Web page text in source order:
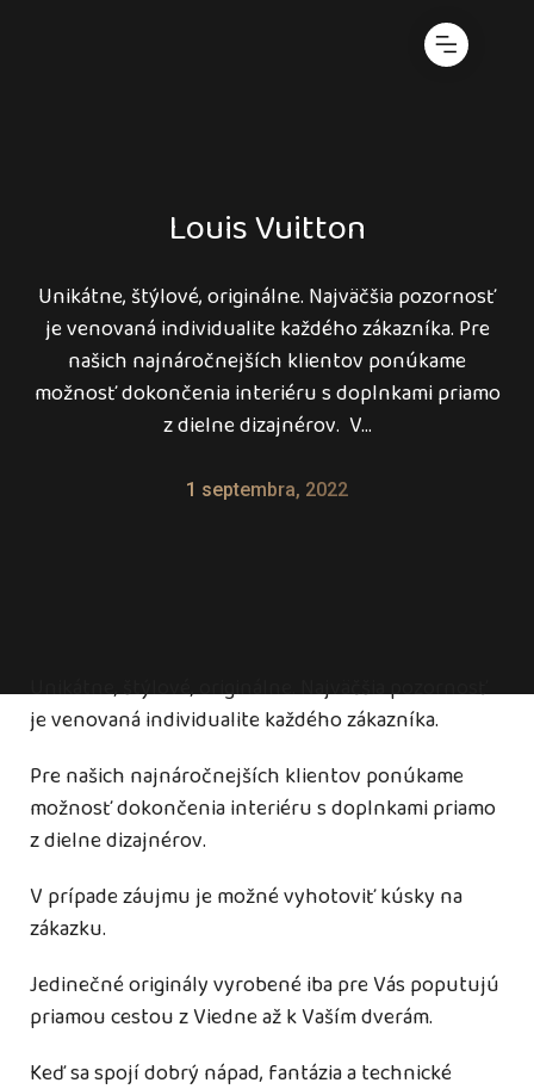
Louis Vuitton
Unikátne, štýlové, originálne. Najväčšia pozornosť
je venovaná individualite každého zákazníka. Pre
našich najnáročnejších klientov ponúkame
možnosť dokončenia interiéru s doplnkami priamo
z dielne dizajnérov. V...
1 septembra, 2022
Unikátne, štýlové, originálne. Najväčšia pozornosť
je venovaná individualite každého zákazníka.
Pre našich najnáročnejších klientov ponúkame
možnosť dokončenia interiéru s doplnkami priamo
z dielne dizajnérov.
V prípade záujmu je možné vyhotoviť kúsky na
zákazku.
Jedinečné originály vyrobené iba pre Vás poputujú
priamou cestou z Viedne až k Vaším dverám.
Keď sa spojí dobrý nápad, fantázia a technické